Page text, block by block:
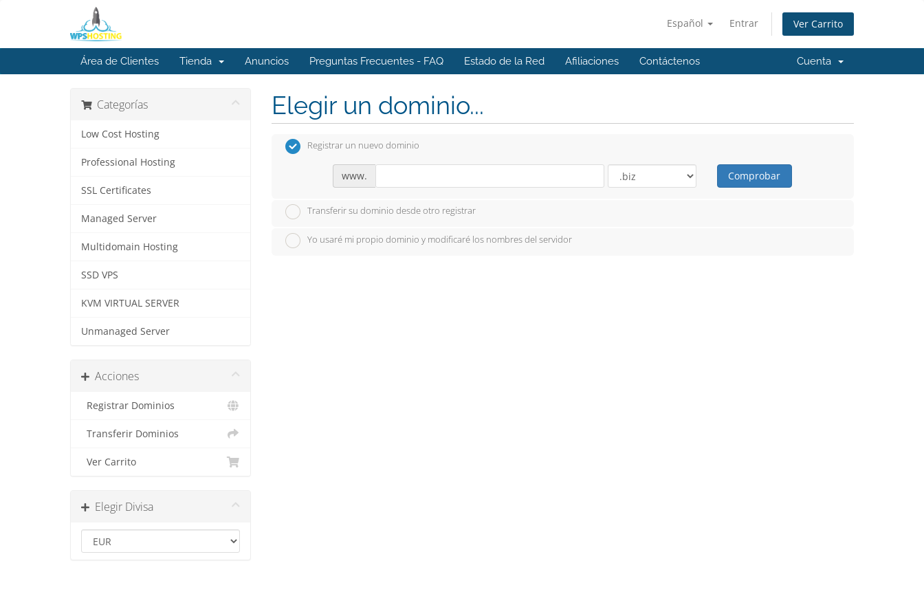
Español Entrar Ver Carrito
Área de Clientes Tienda Anuncios Preguntas Frecuentes - FAQ Estado de la Red Afiliaciones Contáctenos Cuenta
Categorías
Low Cost Hosting
Professional Hosting
SSL Certificates
Managed Server
Multidomain Hosting
SSD VPS
KVM VIRTUAL SERVER
Unmanaged Server
Acciones
Registrar Dominios
Transferir Dominios
Ver Carrito
Elegir Divisa
Elegir un dominio...
Registrar un nuevo dominio
www. Comprobar
Transferir su dominio desde otro registrar
Yo usaré mi propio dominio y modificaré los nombres del servidor